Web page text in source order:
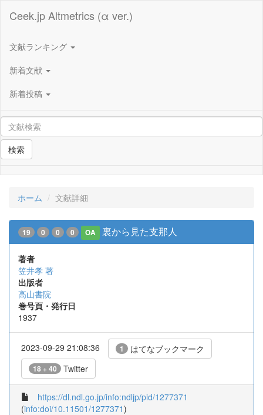
Ceek.jp Altmetrics (α ver.)
文献ランキング
新着文献
新着投稿
検索
ホーム 文献詳細
19 0 0 0 OA 裏から見た支那人
著者
笠井孝 著
出版者
高山書院
巻号頁・発行日
1937
2023-09-29 21:08:36 1 はてなブックマーク
18 + 40 Twitter
https://dl.ndl.go.jp/info:ndljp/pid/1277371
(info:doi/10.11501/1277371)